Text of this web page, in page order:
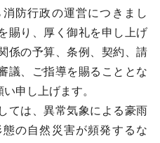
防行政の運営につきまし
賜り、厚く御礼を申し上げ
係の予算、条例、契約、請
議、ご指導を賜ることとな
申し上げます。
ては、異常気象による豪雨
の自然災害が頻発するな